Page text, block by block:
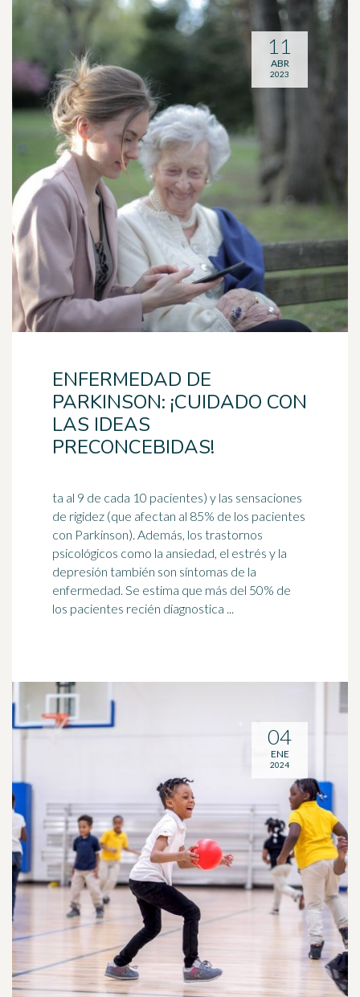
ENFERMEDAD DE
PARKINSON: ¡CUIDADO CON
LAS IDEAS
PRECONCEBIDAS!
ta al 9 de cada 10 pacientes) y las sensaciones
de rigidez (que afectan al 85% de los pacientes
con Parkinson). Además, los trastornos
psicológicos como la ansiedad, el estrés y la
depresión también son síntomas de la
enfermedad. Se estima que más del 50% de
los pacientes recién diagnostica ...
11
ABR
2023
04
ENE
2024